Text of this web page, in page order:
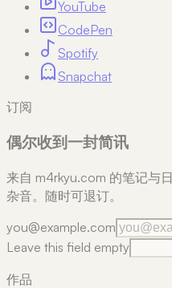
YouTube
CodePen
Spotify
Snapchat
订阅
偶尔收到一封简讯
来自 m4rkyu.com 的笔记
杂音。随时可退订。
you@example.com
Leave this field empty
作品